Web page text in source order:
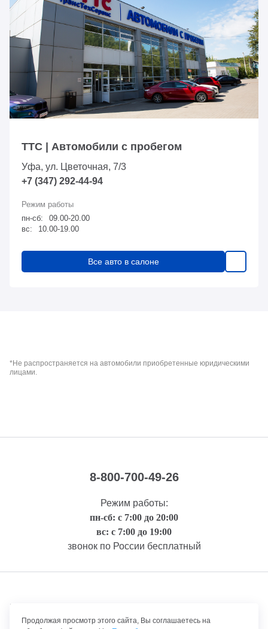
ТТС | Автомобили с пробегом
Уфа, ул. Цветочная, 7/3
+7 (347) 292-44-94
пн-сб:
09.00-20.00
вс:
10.00-19.00
Все авто в салоне
*Не распространяется на автомобили приобретенные юридическими
лицами.
8-800-700-49-26
Режим работы:
пн-сб: с 7:00 до 20:00
вс: с 7:00 до 19:00
звонок по России бесплатный
Правовая информация
Продолжая просмотр этого сайта, Вы соглашаетесь на